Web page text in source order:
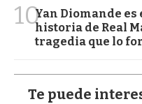
10Yan Diomande es
historia de Real
tragedia que lo
Te puede